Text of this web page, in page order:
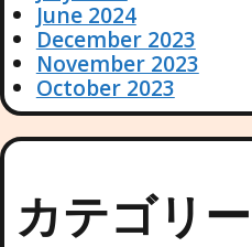
June 2024
December 2023
November 2023
October 2023
カテゴリー